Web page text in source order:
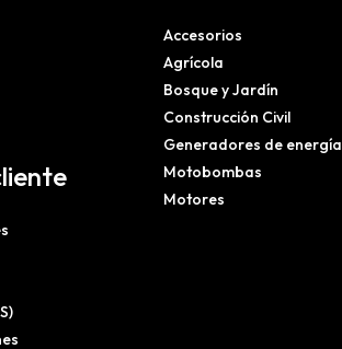
Accesorios
Agrícola
Bosque y Jardín
Construcción Civil
Generadores de energía
Motobombas
Motores